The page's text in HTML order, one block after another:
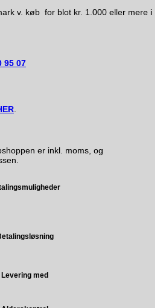
v. køb for blot kr. 1.000 eller mere i
95 07
er inkl. moms, og
Levering med